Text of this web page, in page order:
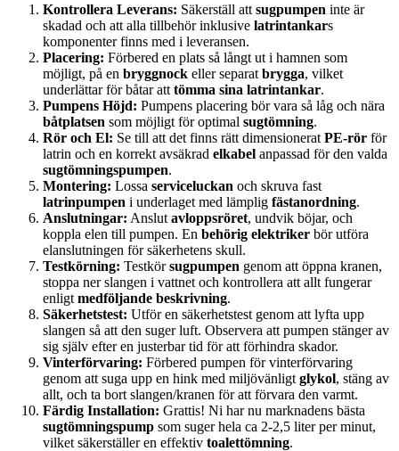
Kontrollera Leverans: Säkerställ att sugpumpen inte är
skadad och att alla tillbehör inklusive latrintankars
komponenter finns med i leveransen.
Placering: Förbered en plats så långt ut i hamnen som
möjligt, på en bryggnock eller separat brygga, vilket
underlättar för båtar att tömma sina latrintankar.
Pumpens Höjd: Pumpens placering bör vara så låg och nära
båtplatsen som möjligt för optimal sugtömning.
Rör och El: Se till att det finns rätt dimensionerat PE-rör för
latrin och en korrekt avsäkrad elkabel anpassad för den valda
sugtömningspumpen.
Montering: Lossa serviceluckan och skruva fast
latrinpumpen i underlaget med lämplig fästanordning.
Anslutningar: Anslut avloppsröret, undvik böjar, och
koppla elen till pumpen. En behörig elektriker bör utföra
elanslutningen för säkerhetens skull.
Testkörning: Testkörsugpumpen genom att öppna kranen,
stoppa ner slangen i vattnet och kontrollera att allt fungerar
enligt medföljande beskrivning.
Säkerhetstest: Utför en säkerhetstest genom att lyfta upp
slangen så att den suger luft. Observera att pumpen stänger av
sig själv efter en justerbar tid för att förhindra skador.
Vinterförvaring: Förbered pumpen för vinterförvaring
genom att suga upp en hink med miljövänligt glykol, stäng av
allt, och ta bort slangen/kranen för att förvara den varmt.
Färdig Installation: Grattis! Ni har nu marknadens bästa
sugtömningspump som suger hela ca 2-2,5 liter per minut,
vilket säkerställer en effektiv toalettömning.